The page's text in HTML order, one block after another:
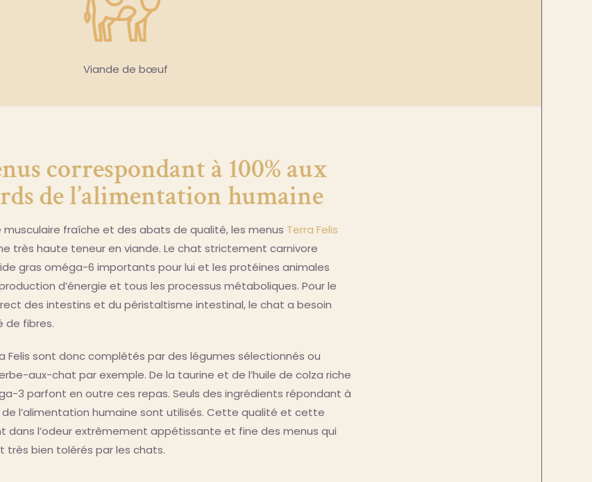
Viande de bœuf
correspondant à 100% aux
de l’alimentation humaine
musculaire fraîche et des abats de qualité, les menus Terra Felis
très haute teneur en viande. Le chat strictement carnivore
gras oméga-6 importants pour lui et les protéines animales
d’énergie et tous les processus métaboliques. Pour le
des intestins et du péristaltisme intestinal, le chat a besoin
de fibres.
Felis sont donc complétés par des légumes sélectionnés ou
aux-chat par exemple. De la taurine et de l’huile de colza riche
3 parfont en outre ces repas. Seuls des ingrédients répondant à
de l’alimentation humaine sont utilisés. Cette qualité et cette
dans l’odeur extrêmement appétissante et fine des menus qui
très bien tolérés par les chats.